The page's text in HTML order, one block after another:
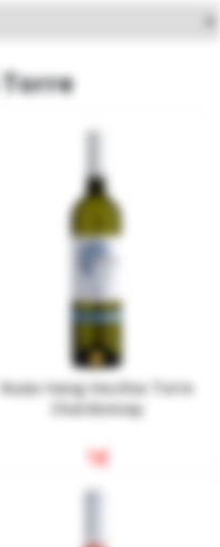
Rượu Vang Vecchia Torre
Chardonnay
1₫